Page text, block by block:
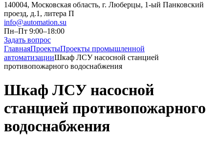
140004, Московская область, г. Люберцы, 1-ый Панковский
проезд, д.1, литера П
info@automation.su
Пн–Пт 9:00–18:00
Задать вопрос
ГлавнаяПроектыПроекты промышленной
автоматизацииШкаф ЛСУ насосной станцией
противопожарного водоснабжения
Шкаф ЛСУ насосной
станцией противопожарного
водоснабжения